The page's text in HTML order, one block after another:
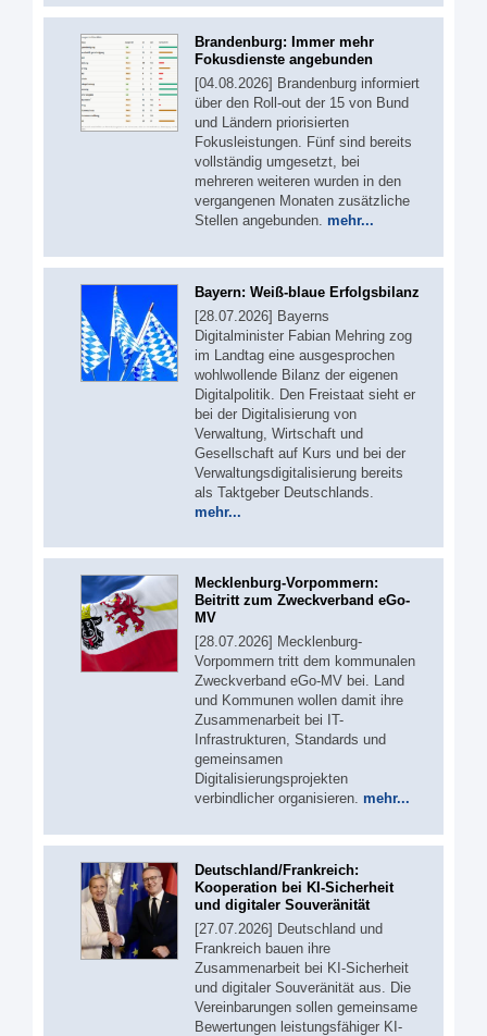
Brandenburg: Immer mehr
Fokusdienste angebunden
[04.08.2026] Brandenburg informiert
über den Roll-out der 15 von Bund
und Ländern priorisierten
Fokusleistungen. Fünf sind bereits
vollständig umgesetzt, bei
mehreren weiteren wurden in den
vergangenen Monaten zusätzliche
Stellen angebunden. mehr...
Bayern: Weiß-blaue Erfolgsbilanz
[28.07.2026] Bayerns
Digitalminister Fabian Mehring zog
im Landtag eine ausgesprochen
wohlwollende Bilanz der eigenen
Digitalpolitik. Den Freistaat sieht er
bei der Digitalisierung von
Verwaltung, Wirtschaft und
Gesellschaft auf Kurs und bei der
Verwaltungsdigitalisierung bereits
als Taktgeber Deutschlands.
mehr...
Mecklenburg-Vorpommern:
Beitritt zum Zweckverband eGo-
MV
[28.07.2026] Mecklenburg-
Vorpommern tritt dem kommunalen
Zweckverband eGo-MV bei. Land
und Kommunen wollen damit ihre
Zusammenarbeit bei IT-
Infrastrukturen, Standards und
gemeinsamen
Digitalisierungsprojekten
verbindlicher organisieren. mehr...
Deutschland/Frankreich:
Kooperation bei KI-Sicherheit
und digitaler Souveränität
[27.07.2026] Deutschland und
Frankreich bauen ihre
Zusammenarbeit bei KI-Sicherheit
und digitaler Souveränität aus. Die
Vereinbarungen sollen gemeinsame
Bewertungen leistungsfähiger KI-